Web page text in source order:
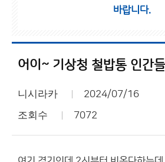
바랍니다.
어이~ 기상청 철밥통 인간
니시라카 2024/07/16
조회수 7072